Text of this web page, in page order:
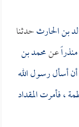
بن الحارثحدثنا
منذراًعنمحمد بن
أسأل رسول الله
، فأمرتالمقداد